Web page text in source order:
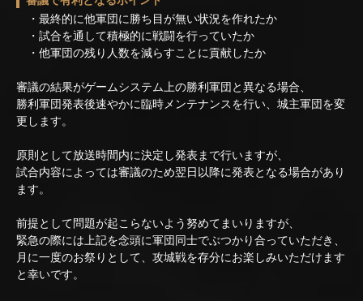
・最終的に他軍団に勝ち目が無い状況を作れたか
・試合を通して積極的に戦闘を行っていたか
・他軍団の残り人数を減らすことに貢献したか
審議の結果がゲームシステム上の勝利軍団と異なる場合、
勝利軍団発表後速やかに臨時メンテナンスを行い、城主軍団を変
更します。
原則として放送時間内に決定し発表まで行いますが、
試合内容によっては審議のため翌日以降に発表となる場合があり
ます。
前提として問題が起こらないよう努めてまいりますが、
緊急の際には上記を念頭に軍団同士でぶつかり合っていただき、
月に一度のお祭りとして、攻城戦を存分にお楽しみいただけます
と幸いです。